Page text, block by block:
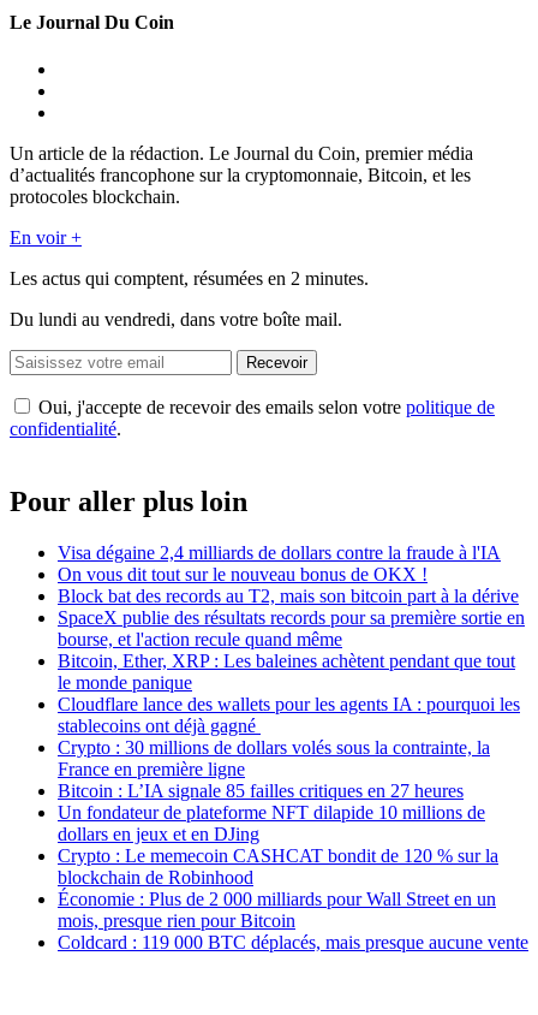
Le Journal Du Coin
Un article de la rédaction. Le Journal du Coin, premier média
d’actualités francophone sur la cryptomonnaie, Bitcoin, et les
protocoles blockchain.
En voir +
Les actus qui comptent, résumées en 2 minutes.
Du lundi au vendredi, dans votre boîte mail.
Recevoir
Oui, j'accepte de recevoir des emails selon votre politique de
confidentialité.
Pour aller plus loin
Visa dégaine 2,4 milliards de dollars contre la fraude à l'IA
On vous dit tout sur le nouveau bonus de OKX !
Block bat des records au T2, mais son bitcoin part à la dérive
SpaceX publie des résultats records pour sa première sortie en
bourse, et l'action recule quand même
Bitcoin, Ether, XRP : Les baleines achètent pendant que tout
le monde panique
Cloudflare lance des wallets pour les agents IA : pourquoi les
stablecoins ont déjà gagné
Crypto : 30 millions de dollars volés sous la contrainte, la
France en première ligne
Bitcoin : L’IA signale 85 failles critiques en 27 heures
Un fondateur de plateforme NFT dilapide 10 millions de
dollars en jeux et en DJing
Crypto : Le memecoin CASHCAT bondit de 120 % sur la
blockchain de Robinhood
Économie : Plus de 2 000 milliards pour Wall Street en un
mois, presque rien pour Bitcoin
Coldcard : 119 000 BTC déplacés, mais presque aucune vente